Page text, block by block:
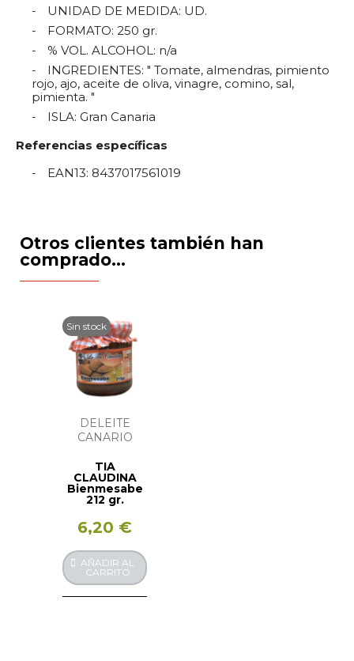
UNIDAD DE MEDIDA: UD.
FORMATO: 250 gr.
% VOL. ALCOHOL: n/a
INGREDIENTES: " Tomate, almendras, pimiento
rojo, ajo, aceite de oliva, vinagre, comino, sal,
pimienta. "
ISLA: Gran Canaria
Referencias específicas
EAN13: 8437017561019
Otros clientes también han
comprado...
Sin stock
DELEITE
CANARIO
TIA
CLAUDINA
Bienmesabe
212 gr.
6,20 €
AÑADIR AL
CARRITO